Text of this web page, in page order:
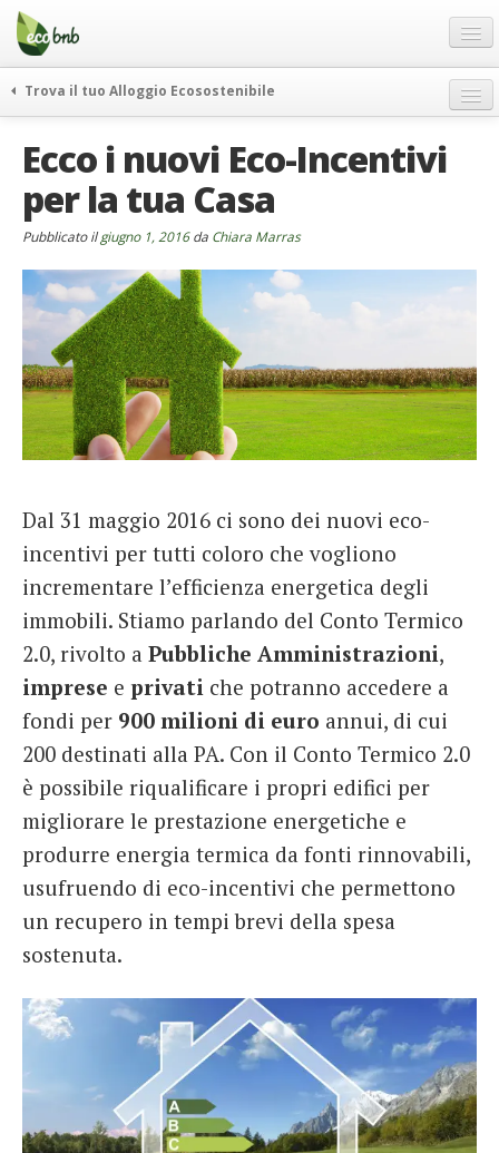
Menu
Salta
contenuto
Offerte Speciali
Regali
FAQ
Chi Siamo
Partner
Contatti
Italiano
German
English
French
Trova il tuo Alloggio Ecosostenibile
itinerari
curiosità
vivere e viaggiare verde
ecohotel
rassegna stampa
Ecco i nuovi Eco-Incentivi
per la tua Casa
Pubblicato ilgiugno 1, 2016da Chiara Marras
Dal 31 maggio 2016 ci sono dei nuovi eco-
incentivi per tutti coloro che vogliono
incrementare l’efficienza energetica degli
immobili. Stiamo parlando del Conto Termico
2.0, rivolto a Pubbliche Amministrazioni,
imprese e privati che potranno accedere a
fondi per 900 milioni di euro annui, di cui
200 destinati alla PA. Con il Conto Termico 2.0
è possibile riqualificare i propri edifici per
migliorare le prestazione energetiche e
produrre energia termica da fonti rinnovabili,
usufruendo di eco-incentivi che permettono
un recupero in tempi brevi della spesa
sostenuta.